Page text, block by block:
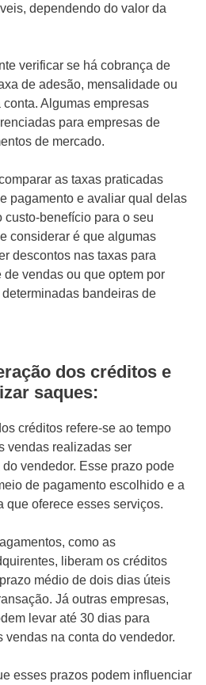
dependendo do valor da
verificar se há cobrança de
de adesão, mensalidade ou
Algumas empresas
para empresas de
de mercado.
as taxas praticadas
pagamento e avaliar qual delas
custo-benefício para o seu
considerar é que algumas
descontos nas taxas para
vendas ou que optem por
bandeiras de
dos créditos e
saques:
créditos refere-se ao tempo
vendas realizadas ser
vendedor. Esse prazo pode
de pagamento escolhido e a
que oferece esses serviços.
como as
liberam os créditos
médio de dois dias úteis
Já outras empresas,
levar até 30 dias para
na conta do vendedor.
esses prazos podem influenciar